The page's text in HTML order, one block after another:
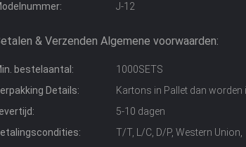
J-12
& Verzenden Algemene voorwaarden:
bestelaantal:
1000SETS
Details:
Kartons in Pallet dan worden
Levertijd:
5-10 dagen
T/T, L/C, D/P, Western Union,